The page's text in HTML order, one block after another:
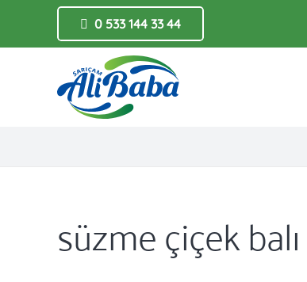
0 533 144 33 44
süzme çiçek